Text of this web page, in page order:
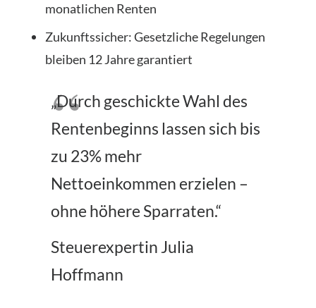
monatlichen Renten
Zukunftssicher: Gesetzliche Regelungen
bleiben 12 Jahre garantiert
„Durch geschickte Wahl des
Rentenbeginns lassen sich bis
zu 23% mehr
Nettoeinkommen erzielen –
ohne höhere Sparraten.“
Steuerexpertin Julia
Hoffmann